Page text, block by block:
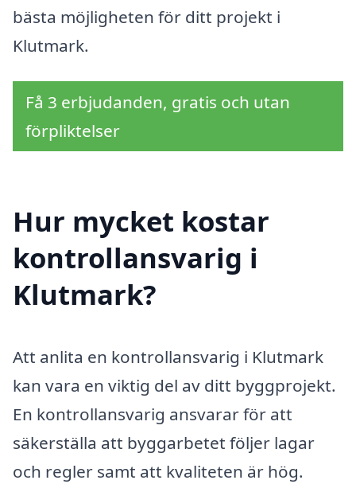
bästa möjligheten för ditt projekt i
Klutmark.
Få 3 erbjudanden, gratis och utan
förpliktelser
Hur mycket kostar
kontrollansvarig i
Klutmark?
Att anlita en kontrollansvarig i Klutmark
kan vara en viktig del av ditt byggprojekt.
En kontrollansvarig ansvarar för att
säkerställa att byggarbetet följer lagar
och regler samt att kvaliteten är hög.